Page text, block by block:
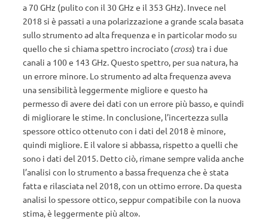
a 70 GHz (pulito con il 30 GHz e il 353 GHz). Invece nel
2018 si è passati a una polarizzazione a grande scala basata
sullo strumento ad alta frequenza e in particolar modo su
quello che si chiama spettro incrociato (cross) tra i due
canali a 100 e 143 GHz. Questo spettro, per sua natura, ha
un errore minore. Lo strumento ad alta frequenza aveva
una sensibilità leggermente migliore e questo ha
permesso di avere dei dati con un errore più basso, e quindi
di migliorare le stime. In conclusione, l’incertezza sulla
spessore ottico ottenuto con i dati del 2018 è minore,
quindi migliore. E il valore si abbassa, rispetto a quelli che
sono i dati del 2015. Detto ciò, rimane sempre valida anche
l’analisi con lo strumento a bassa frequenza che è stata
fatta e rilasciata nel 2018, con un ottimo errore. Da questa
analisi lo spessore ottico, seppur compatibile con la nuova
stima, è leggermente più alto».